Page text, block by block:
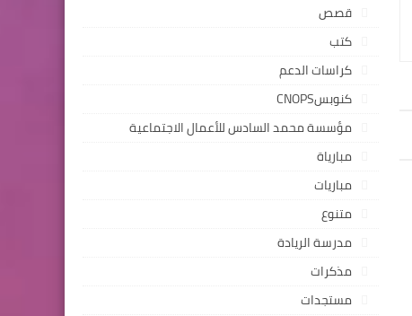
قصص
كتب
كراسات الدعم
كنوبسCNOPS
مؤسسة محمد السادس للأعمال الاجتماعية
مبارياة
مباريات
متنوع
مدرسة الريادة
مذكرات
مستجدات